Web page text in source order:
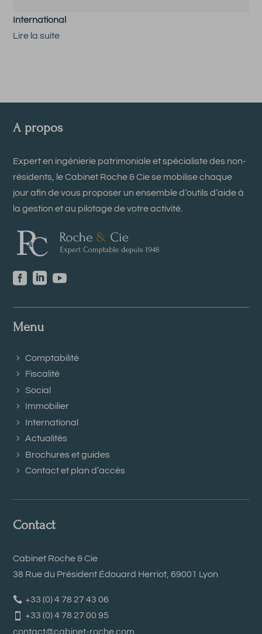
International
Lire la suite
A propos
Expert en ingénierie patrimoniale et spécialiste des non-
résidents, le Cabinet Roche & Cie se mobilise chaque
jour afin de vous proposer un ensemble d’outils d’aide à
la gestion et au pilotage de votre activité.
  
Menu
Comptabilité
Fiscalité
Social
Immobilier
International
Actualités
Brochures et guides
Contact et plan d’accès
Contact
Cabinet Roche & Cie
38 Rue du Président Édouard Herriot, 69001 Lyon
+33 (0) 4 78 27 43 06
+33 (0) 4 78 27 00 95
contact@cabinet-roche.com